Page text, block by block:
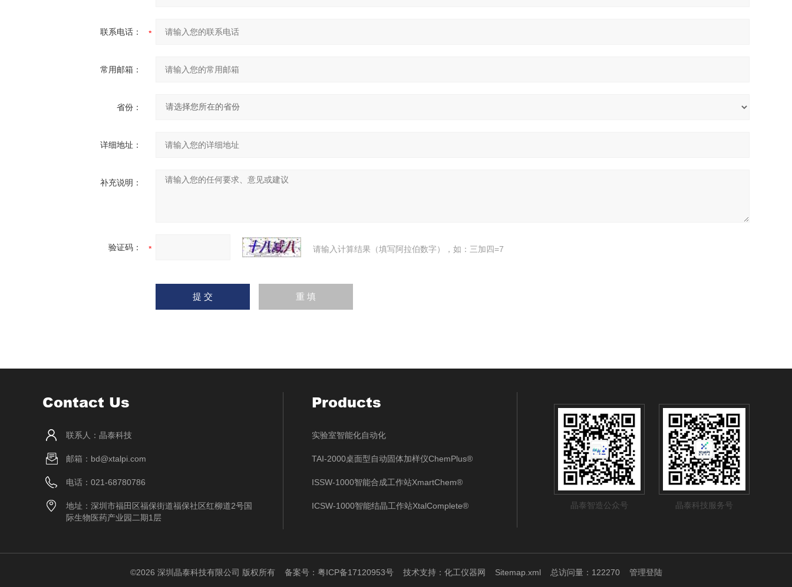
联系电话：
常用邮箱：
省份：
详细地址：
补充说明：
验证码： 请输入计算结果（填写阿拉伯数字），如：三加四=7
Contact Us
联系人：晶泰科技
邮箱：bd@xtalpi.com
电话：021-68780786
地址：深圳市福田区福保街道福保社区红柳道2号国
际生物医药产业园二期1层
Products
实验室智能化自动化
TAI-2000桌面型自动固体加样仪ChemPlus®
ISSW-1000智能合成工作站XmartChem®
ICSW-1000智能结晶工作站XtalComplete® 晶泰科技服务号
晶泰智造公众号
©2026 深圳晶泰科技有限公司 版权所有 备案号：粤ICP备17120953号技术支持： 化工仪器网 Sitemap.xml 总访问量：122270 管理登陆